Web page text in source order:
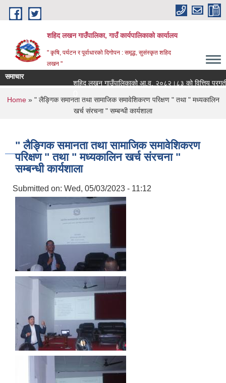
Skip to main content
शहिद लखन गाउँपालिका, गाउँ कार्यपालिकाको कार्यालय
" कृषि, पर्यटन र पूर्वाधारको दिगोपन : समृद्ध, सुसंस्कृत शहिद
लखन "
समाचार
शहिद लखन गाउँपालिकाको आ.व. २०८२।८३ को वित्तिय प्रगती
You are here
Home» " लैङ्गिक समानता तथा सामाजिक समावेशिकरण परिक्षण " तथा " मध्यकालिन
खर्च संरचना " सम्बन्धी कार्यशाला
" लैङ्गिक समानता तथा सामाजिक समावेशिकरण
परिक्षण " तथा " मध्यकालिन खर्च संरचना "
सम्बन्धी कार्यशाला
Submitted on: Wed, 05/03/2023 - 11:12